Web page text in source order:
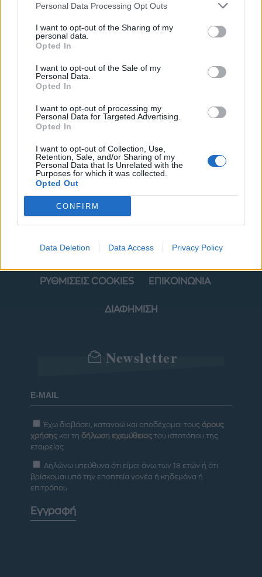
Personal Data Processing Opt Outs
I want to opt-out of the Sharing of my
personal data.
Opted In
I want to opt-out of the Sale of my
Personal Data.
Opted In
I want to opt-out of processing my
Personal Data for Targeted Advertising.
Opted In
I want to opt-out of Collection, Use,
Retention, Sale, and/or Sharing of my
Personal Data that Is Unrelated with the
Purposes for which it was collected.
Opted Out
CONFIRM
Data Deletion Data Access Privacy Policy
ΜΟΔΑ ΟΜΟΡΦΙΑ
POWER TO INSPIRE WELL BEING
ΣΠΙΤΙ
ΟΡΟΙ ΧΡΗΣΗΣ ΔΗΛΩΣΗ ΕΧΕΜΥΘΕΙΑΣ
ΡΥΘΜΙΣΕΙΣ COOKIES ΕΠΙΚΟΙΝΩΝΙΑ
ΔΙΑΦΗΜΙΣΗ
Newsletter
Έχω διαβάσει, κατανοώ και αποδέχομαι τους όρους
χρήσης και τη δήλωση εχεμύθειας του ιστοτόπου της
εταιρείας
Δηλώνω υπεύθυνα ότι είμαι άνω των 18 ετών ή ότι
βρίσκομαι υπό την εποπτεία γονέα ή κηδεμόνα ή
επιτρόπου
Εγγραφή